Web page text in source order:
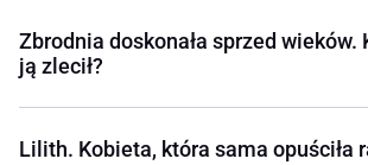
Zbrodnia doskonała sprzed wieków.
ją zlecił?
Lilith. Kobieta, która sama opuściła